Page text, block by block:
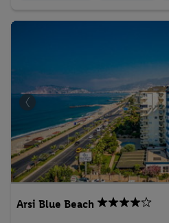
Arsi Blue Beach